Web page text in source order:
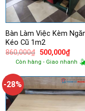
Bàn Làm Việc Kèm
Kéo Cũ 1m2
860,000₫ Giá
gốc
là:
500,000₫Giá
hiện
tại
Còn hàng - Giao nhanh
-28%